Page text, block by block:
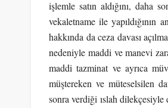
işlemle satın aldığını, daha
vekaletname ile yapıldığının
hakkında da ceza davası
nedeniyle maddi ve manevi
maddi tazminat ve ayrıca
müştereken ve müteselsilen
sonra verdiği ıslah dilekçesiyle